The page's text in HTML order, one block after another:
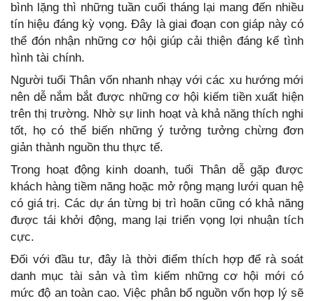
bình lặng thì những tuần cuối tháng lại mang đến nhiều
tín hiệu đáng kỳ vọng. Đây là giai đoạn con giáp này có
thể đón nhận những cơ hội giúp cải thiện đáng kể tình
hình tài chính.
Người tuổi Thân vốn nhanh nhạy với các xu hướng mới
nên dễ nắm bắt được những cơ hội kiếm tiền xuất hiện
trên thị trường. Nhờ sự linh hoạt và khả năng thích nghi
tốt, họ có thể biến những ý tưởng tưởng chừng đơn
giản thành nguồn thu thực tế.
Trong hoạt động kinh doanh, tuổi Thân dễ gặp được
khách hàng tiềm năng hoặc mở rộng mạng lưới quan hệ
có giá trị. Các dự án từng bị trì hoãn cũng có khả năng
được tái khởi động, mang lại triển vọng lợi nhuận tích
cực.
Đối với đầu tư, đây là thời điểm thích hợp để rà soát
danh mục tài sản và tìm kiếm những cơ hội mới có
mức độ an toàn cao. Việc phân bổ nguồn vốn hợp lý sẽ